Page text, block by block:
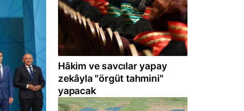
Hâkim ve savcılar yapay
zekâyla "örgüt tahmini"
yapacak